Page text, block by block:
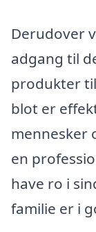
Derudover
adgang til
produkter
blot er
mennesker
en
have ro i
familie er i